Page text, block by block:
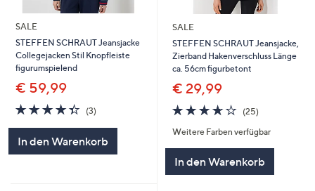
SALE
STEFFEN SCHRAUT Jeansjacke
Collegejacken Stil Knopfleiste
figurumspielend
€ 59,99
4.3
von
(3)3
In den Warenkorb
SALE
STEFFEN SCHRAUT Jeansjacke,
Zierband Hakenverschluss Länge
ca. 56cm figurbetont
€ 29,99
3.6
von
5
(25)25
Weitere Farben verfügbar
In den Warenkorb